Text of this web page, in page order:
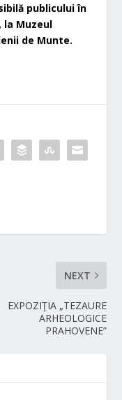
publicului în
la Muzeul
de Munte.
NEXT
EXPOZIŢIA „TEZAURE
ARHEOLOGICE
PRAHOVENE”